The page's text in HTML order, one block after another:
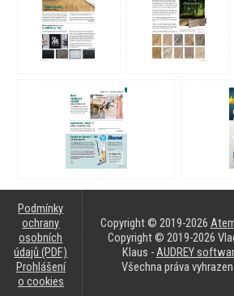
Podmínky
ochrany
osobních
údajů (PDF)
Prohlášení
o cookies
Copyright © 2019-2026
Copyright © 2019-2026
Klaus -AUDREY
Všechna práva